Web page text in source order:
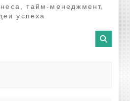
тайм-менеджмент,
успеха